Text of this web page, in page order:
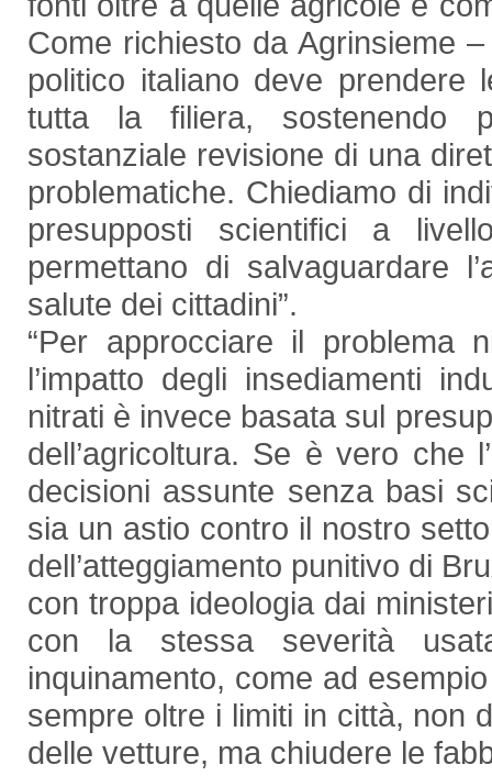
Come richiesto da Agrinsieme
politico italiano deve
tutta la filiera, sostenendo
sostanziale revisione di una
problematiche. Chiediamo di
presupposti scientifici a
permettano di salvaguardare
salute dei cittadini”.
“Per approcciare il problema
l’impatto degli insediamenti
nitrati è invece basata sul
dell’agricoltura. Se è vero che
decisioni assunte senza basi
sia un astio contro il nostro
dell’atteggiamento punitivo di
con troppa ideologia dai
con la stessa severità
inquinamento, come ad
sempre oltre i limiti in città, non
delle vetture, ma chiudere le